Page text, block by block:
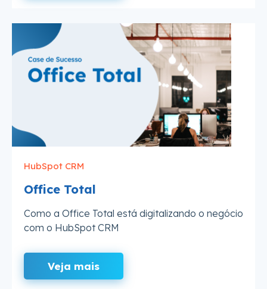
HubSpot CRM
Office Total
Como a Office Total está digitalizando o negócio
com o HubSpot CRM
Veja mais